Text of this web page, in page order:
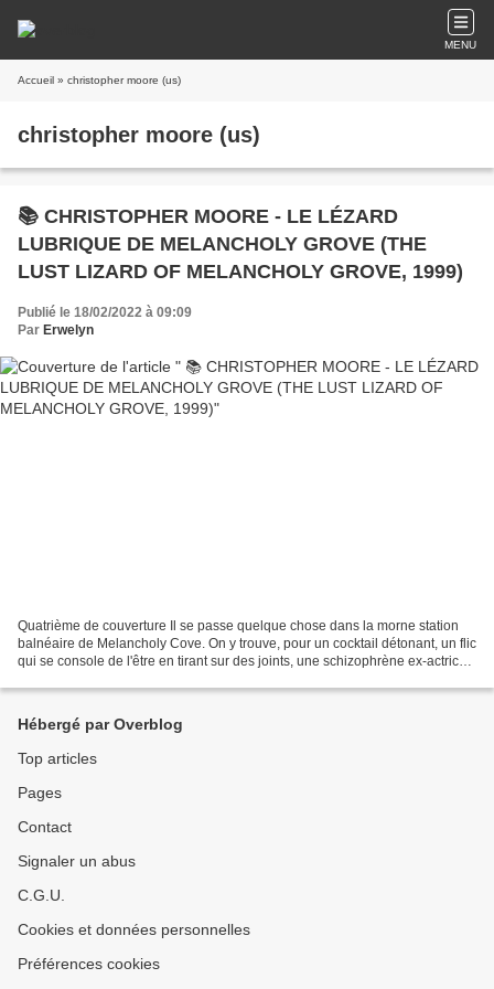
MENU
Accueil » christopher moore (us)
christopher moore (us)
📚 CHRISTOPHER MOORE - LE LÉZARD
LUBRIQUE DE MELANCHOLY GROVE (THE
LUST LIZARD OF MELANCHOLY GROVE, 1999)
Publié le 18/02/2022 à 09:09
Par Erwelyn
Quatrième de couverture Il se passe quelque chose dans la morne station
balnéaire de Melancholy Cove. On y trouve, pour un cocktail détonant, un flic
qui se console de l'être en tirant sur des joints, une schizophrène ex-actrice
Hébergé par Overblog
Top articles
Pages
Contact
Signaler un abus
C.G.U.
Cookies et données personnelles
Préférences cookies